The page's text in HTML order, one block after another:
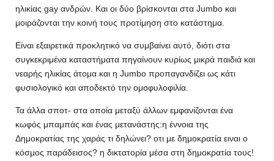
ηλικίας gay ανδρών. Και οι δύο βρίσκονται στα Jumbo και
μοιράζονται την κοινή τους προτίμηση στο κατάστημα.
Είναι εξαιρετικά προκλητικό να συμβαίνει αυτό, διότι στα
συγκεκριμένα καταστήματα πηγαίνουν κυρίως μικρά παιδιά και
νεαρής ηλικίας άτομα και η Jumbo προπαγανδίζει ως κάτι
φυσιολογικό και αποδεκτό την ομοφυλοφιλία.
Τα άλλα σποτ- στα οποία μεταξύ άλλων εμφανίζονται ένα
κωφός μπαμπάς και ένας μετανάστης:η έννοια της
Δημοκρατίας της χαράς τι δηλώνει? οτι με δημοκρατία ειναι ο
κόσμος παράδεισος? η δικτατορία μέσα στη δημοκρατία τους!